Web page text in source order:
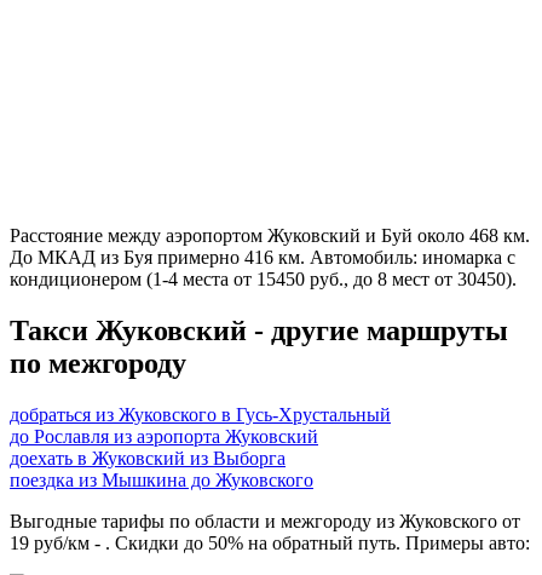
Расстояние между аэропортом Жуковский и Буй около 468 км.
До МКАД из Буя примерно 416 км. Автомобиль: иномарка с
кондиционером (1-4 места от 15450 руб., до 8 мест от 30450).
Такси Жуковский - другие маршруты
по межгороду
добраться из Жуковского в Гусь-Хрустальный
до Рославля из аэропорта Жуковский
доехать в Жуковский из Выборга
поездка из Мышкина до Жуковского
Выгодные тарифы по области и межгороду из Жуковского от
19 руб/км - . Скидки до 50% на обратный путь. Примеры авто: